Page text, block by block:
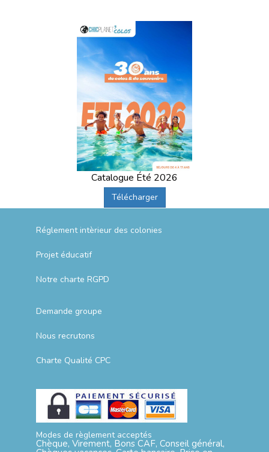
Catalogue Été 2026
Télécharger
Réglement intèrieur des colonies
Projet éducatif
Notre charte RGPD
Demande groupe
Nous recrutons
Charte Qualité CPC
Modes de règlement acceptés
Chèque, Virement, Bons CAF, Conseil général,